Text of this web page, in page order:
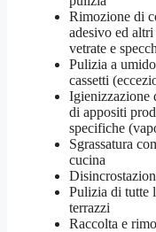
Rimozione di
adesivo ed
vetrate e
Pulizia a
cassetti
Igienizzazione
di appositi
specifiche
Sgrassatura
cucina
Pulizia di tutte
terrazzi
Raccolta e